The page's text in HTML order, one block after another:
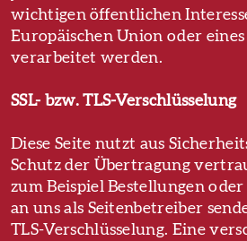
wichtigen öffentlichen
Europäischen Union oder
verarbeitet werden.
SSL- bzw. TLS-Verschlüsselung
Diese Seite nutzt aus
Schutz der Übertragung
zum Beispiel Bestellungen
an uns als Seitenbetreiber
TLS-Verschlüsselung. Eine